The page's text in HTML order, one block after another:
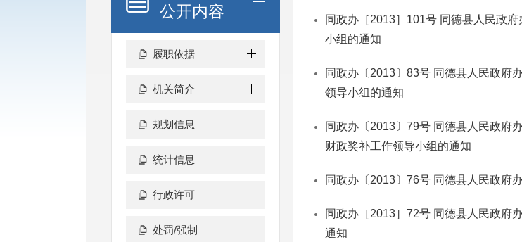
公开内容
履职依据
机关简介
规划信息
统计信息
行政许可
处罚/强制
同政办［2013］101号 同德县人民政
小组的通知
同政办〔2013〕83号 同德县人民政府
领导小组的通知
同政办〔2013〕79号 同德县人民政府
财政奖补工作领导小组的通知
同政办〔2013〕76号 同德县人民政府
同政办［2013］72号 同德县人民政府
通知